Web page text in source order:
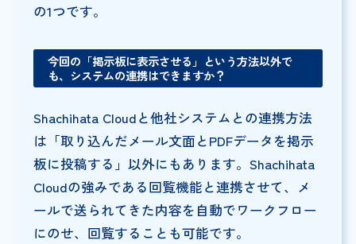
の1つです。
今回の「掲示板に表示させる」という方法以外で
も、システムの連携はできますか？
Shachihata Cloudと他社システムとの連携方法
は「取り込んだメール文面とPDFデータを掲示
板に投稿する」以外にもあります。Shachihata
Cloudの強みである回覧機能と連携させて、メ
ールで送られてきた内容を自動でワークフロー
にのせ、回覧することも可能です。